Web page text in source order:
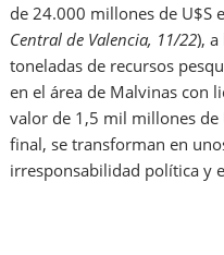
de 24.000 millones de U$S
Central de Valencia, 11/22),
toneladas de recursos
en el área de Malvinas con
valor de 1,5 mil millones de
final, se transforman en
irresponsabilidad política y